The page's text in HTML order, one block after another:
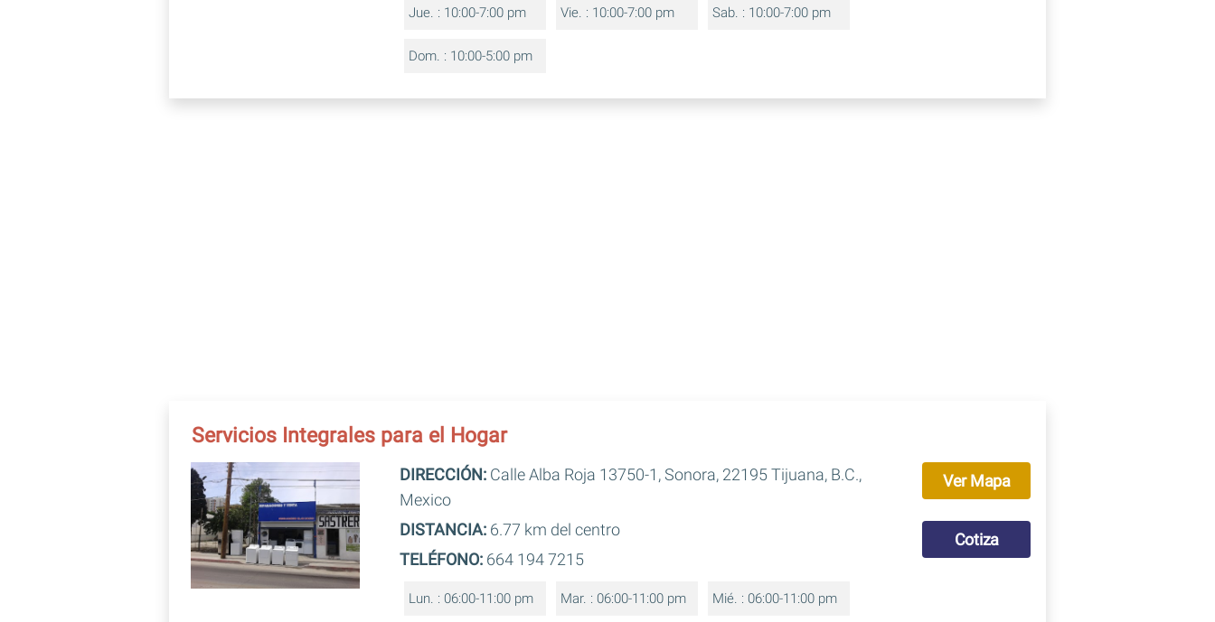
Jue. : 10:00-7:00 pm Vie. : 10:00-7:00 pm Sab. : 10:00-7:00 pm
Dom. : 10:00-5:00 pm
Servicios Integrales para el Hogar
DIRECCIÓN: Calle Alba Roja 13750-1, Sonora, 22195 Tijuana, B.C.,
Mexico
DISTANCIA: 6.77 km del centro
TELÉFONO: 664 194 7215
Lun. : 06:00-11:00 pm Mar. : 06:00-11:00 pm Mié. : 06:00-11:00 pm
Ver Mapa
Cotiza